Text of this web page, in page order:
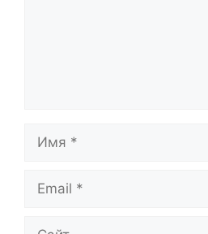
Имя
Email
Сайт